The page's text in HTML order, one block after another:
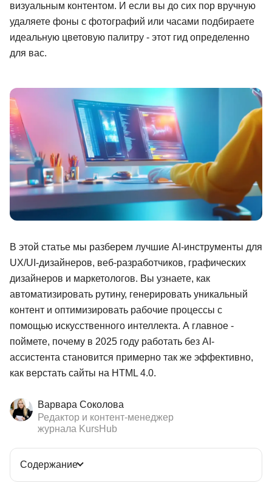
визуальным контентом. И если вы до сих пор вручную
удаляете фоны с фотографий или часами подбираете
идеальную цветовую палитру - этот гид определенно
для вас.
В этой статье мы разберем лучшие AI-инструменты для
UX/UI-дизайнеров, веб-разработчиков, графических
дизайнеров и маркетологов. Вы узнаете, как
автоматизировать рутину, генерировать уникальный
контент и оптимизировать рабочие процессы с
помощью искусственного интеллекта. А главное -
поймете, почему в 2025 году работать без AI-
ассистента становится примерно так же эффективно,
как верстать сайты на HTML 4.0.
Варвара Соколова
Редактор и контент-менеджер
журнала KursHub
Содержание
Аналитика
Менеджмент
Иностранные языки
ДПО
Детям
Акции и промокоды
Рейтинг онлайн-школ